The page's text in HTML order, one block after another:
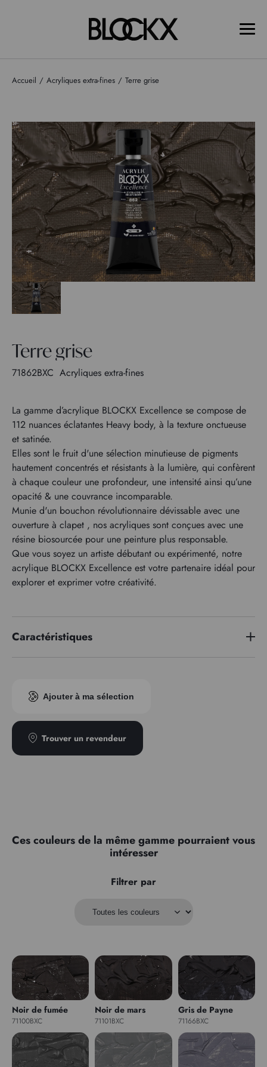
Accueil Acryliques extra-fines Terre grise
Terre grise
71862BXC Acryliques extra-fines
La gamme d’acrylique BLOCKX Excellence se compose de
112 nuances éclatantes Heavy body, à la texture onctueuse
et satinée.
Elles sont le fruit d'une sélection minutieuse de pigments
hautement concentrés et résistants à la lumière, qui confèrent
à chaque couleur une profondeur, une intensité ainsi qu’une
opacité & une couvrance incomparable.
Munie d'un bouchon révolutionnaire dévissable avec une
ouverture à clapet , nos acryliques sont conçues avec une
résine biosourcée pour une peinture plus responsable.
Que vous soyez un artiste débutant ou expérimenté, notre
acrylique BLOCKX Excellence est votre partenaire idéal pour
explorer et exprimer votre créativité.
Caractéristiques
TransparenceAjouter à ma sélection
Trouver un revendeur
Ces couleurs de la même gamme pourraient vous
intéresser
Filtrer par
Noir de fumée
71100BXC
Noir de mars
71101BXC
Gris de Payne
71166BXC